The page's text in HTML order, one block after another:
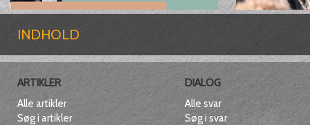
INDHOLD
ARTIKLER
Alle artikler
Søg i artikler
DIALOG
Alle svar
Søg i svar